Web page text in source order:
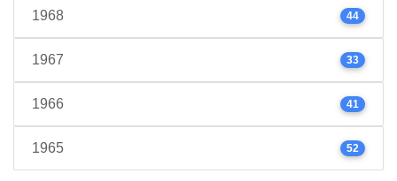
1968 44
1967 33
1966 41
1965 52